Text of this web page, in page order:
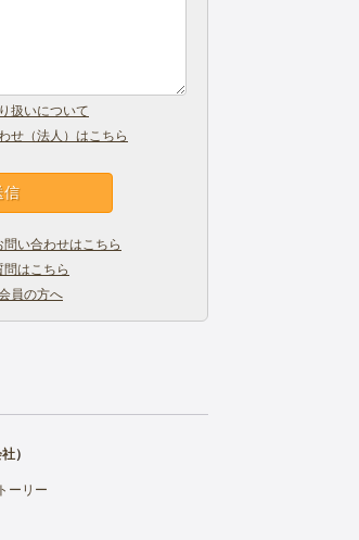
扱いについて
せ（法人）はこちら
い合わせはこちら
問はこちら
員の方へ
）
ーリー